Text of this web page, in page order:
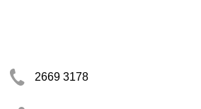
2669 3178